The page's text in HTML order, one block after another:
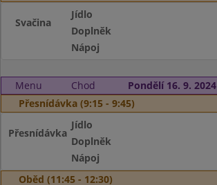
Svačina
Jídlo
Doplněk
Nápoj
Menu Chod
Pondělí 16. 9. 2024
Přesnídávka (9:15 - 9:45)
Přesnídávka
Jídlo
Doplněk
Nápoj
Oběd (11:45 - 12:30)